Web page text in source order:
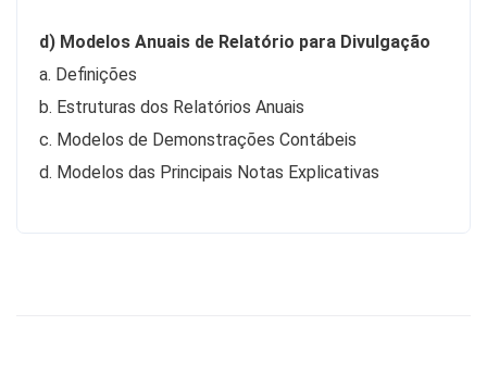
d) Modelos Anuais de Relatório para Divulgação
a. Definições
b. Estruturas dos Relatórios Anuais
c. Modelos de Demonstrações Contábeis
d. Modelos das Principais Notas Explicativas